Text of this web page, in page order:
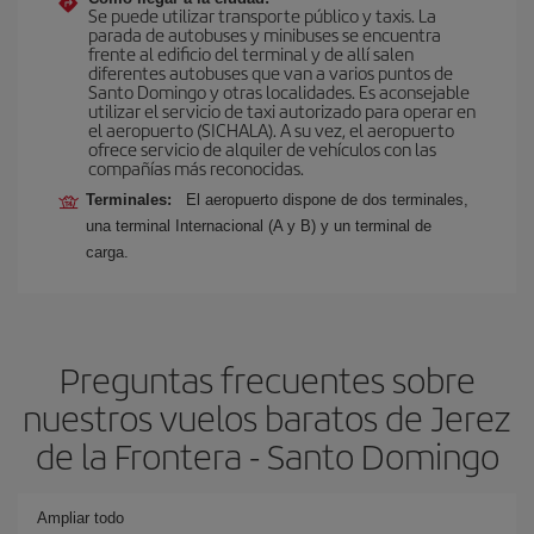
Se puede utilizar transporte público y taxis. La
parada de autobuses y minibuses se encuentra
frente al edificio del terminal y de allí salen
diferentes autobuses que van a varios puntos de
Santo Domingo y otras localidades. Es aconsejable
utilizar el servicio de taxi autorizado para operar en
el aeropuerto (SICHALA). A su vez, el aeropuerto
ofrece servicio de alquiler de vehículos con las
compañías más reconocidas.
Terminales:
El aeropuerto dispone de dos terminales,
una terminal Internacional (A y B) y un terminal de
carga.
Preguntas frecuentes sobre
nuestros vuelos baratos de Jerez
de la Frontera - Santo Domingo
Ampliar todo